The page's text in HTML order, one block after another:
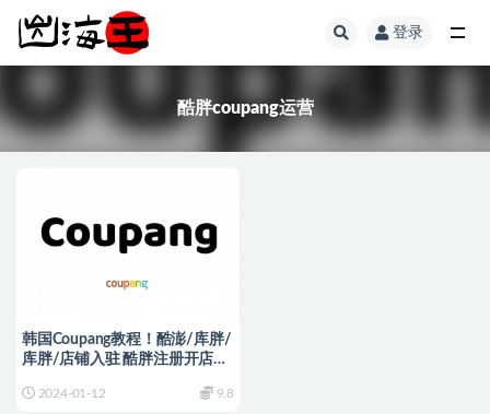
登录
酷胖coupang运营
韩国Coupang教程！酷澎/库胖/
库胖/店铺入驻 酷胖注册开店运
2024-01-12 9.8
全部